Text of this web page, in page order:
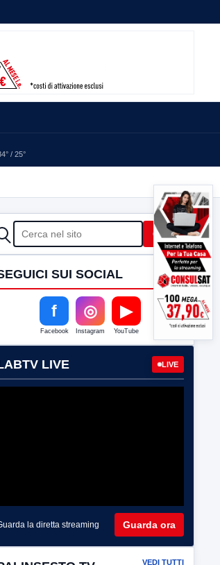
/ 25°
Cerca
SUI SOCIAL
f
Facebook
◎
Instagram
▶
YouTube
LIVE LIVE
la diretta streaming Guarda ora
VEDI TUTTI